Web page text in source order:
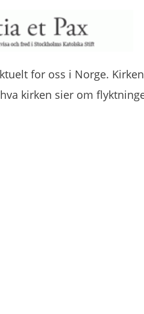
for oss i Norge.
kirken sier om